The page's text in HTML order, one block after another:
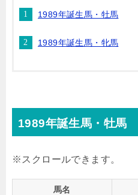
1989年誕生馬・牡馬
1989年誕生馬・牝馬
1989年誕生馬・牡馬
馬名